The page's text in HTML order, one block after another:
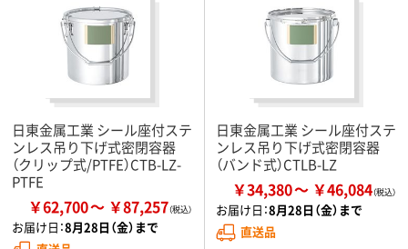
日東金属工業 シール座付ステ
ンレス吊り下げ式密閉容器
（クリップ式/PTFE）CTB-LZ-
PTFE
￥62,700 ￥87,257
お届け日：8月28日（金）まで
日東金属工業 シール座付ステ
ンレス吊り下げ式密閉容器
（バンド式）CTLB-LZ
￥34,380 ￥46,084
お届け日：8月28日（金）まで
直送品